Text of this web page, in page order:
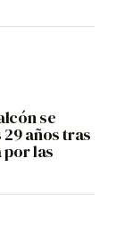
se
años tras
las